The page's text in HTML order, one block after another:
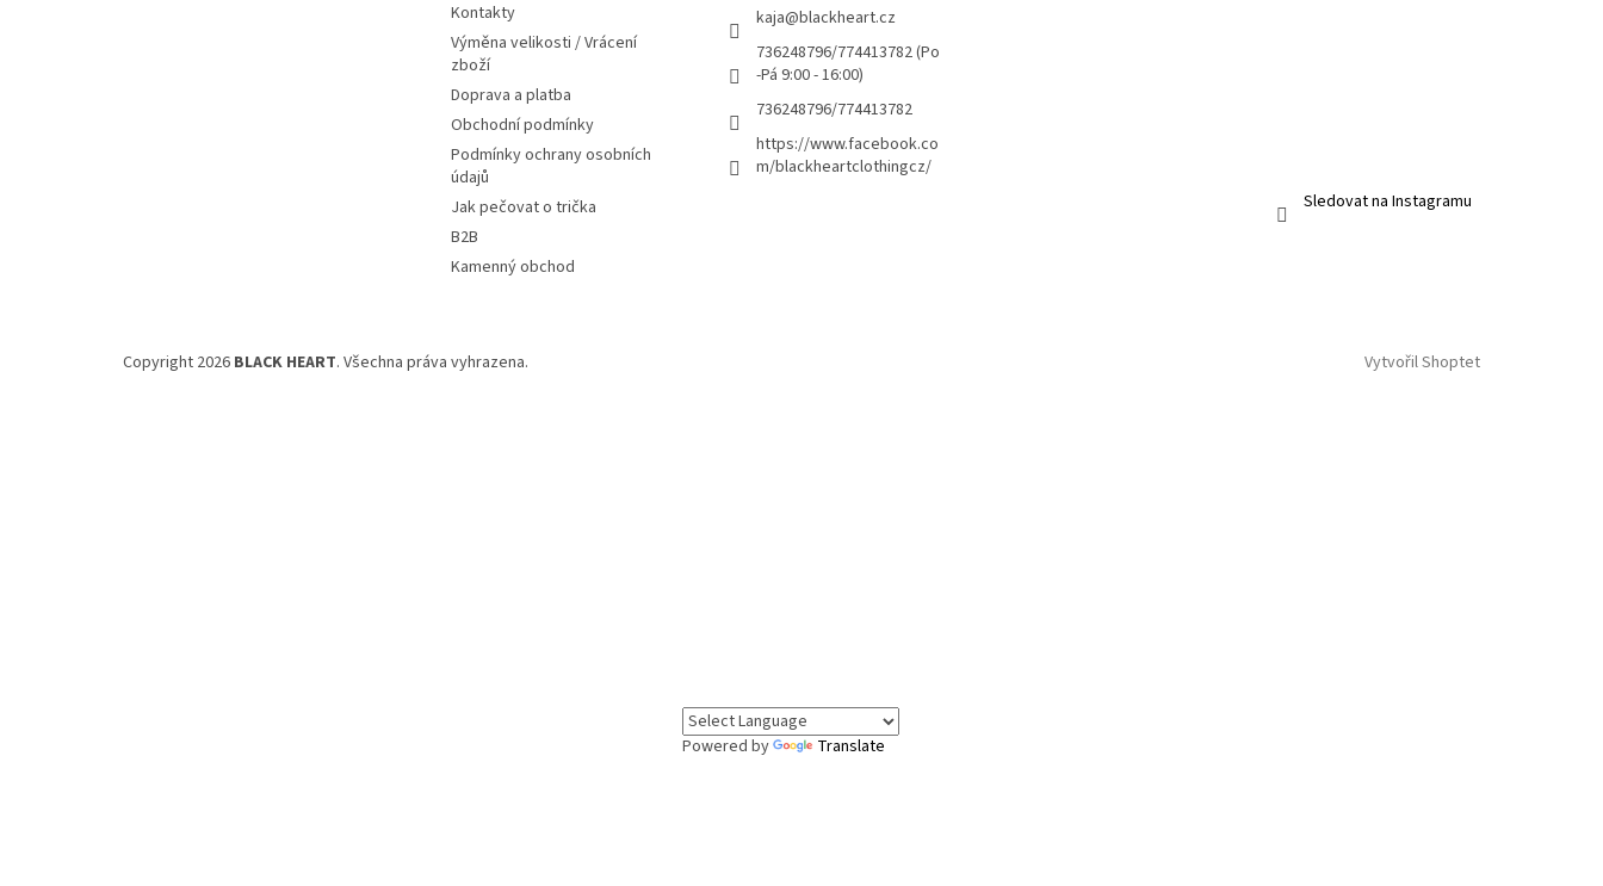
Kontakty
Výměna velikosti / Vrácení
zboží
Doprava a platba
Obchodní podmínky
Podmínky ochrany osobních
údajů
Jak pečovat o trička
B2B
Kamenný obchod
kaja@blackheart.cz
736248796/774413782 (Po
-Pá 9:00 - 16:00)
736248796/774413782
https://www.facebook.co
m/blackheartclothingcz/
Sledovat na Instagramu
Vytvořil Shoptet
Copyright 2026 BLACK HEART. Všechna práva vyhrazena.
Powered by Translate